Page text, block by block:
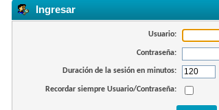
Ingresar
Usuario:
Contraseña:
Duración de la sesión en minutos:
Recordar siempre Usuario/Contraseña: